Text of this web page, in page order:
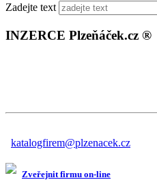
Zadejte text
INZERCE Plzeňáček.cz ®
katalogfirem@plzenacek.cz
Zveřejnit firmu on-line